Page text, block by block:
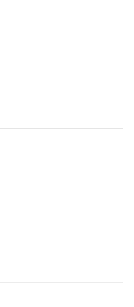
Lihuang Footwear
и расположенная в
и…
раздел и
решил обновить
и аксессуаров.
обуви в